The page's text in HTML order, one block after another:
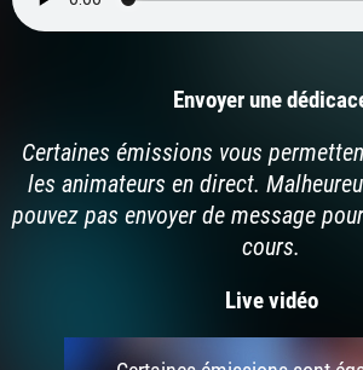
Envoyer une
Certaines émissions vous
les animateurs en direct.
pouvez pas envoyer de message
cours.
Live vidéo